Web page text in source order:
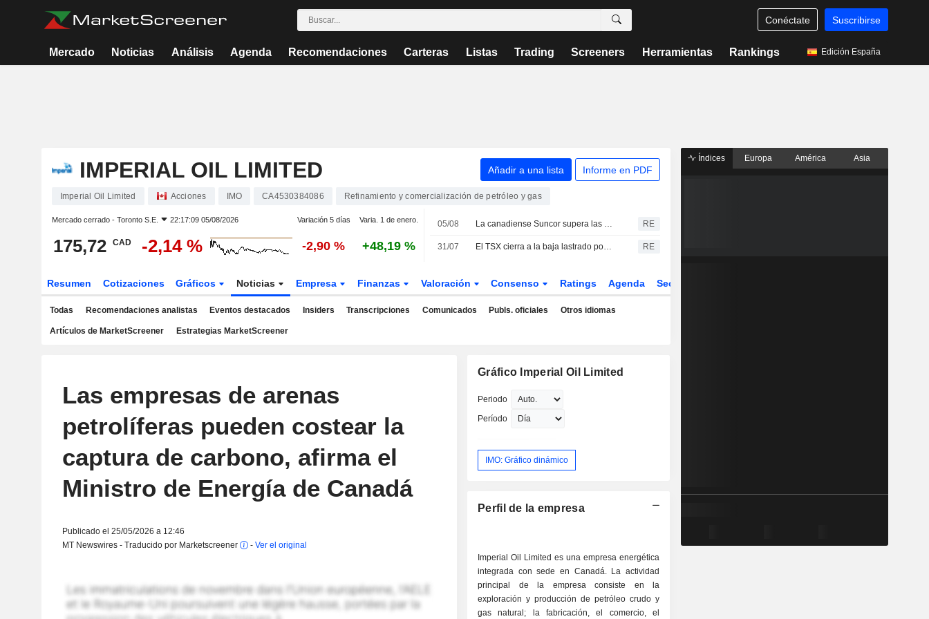
Conéctate Suscribirse
Mercado Noticias Análisis Agenda Recomendaciones Carteras Listas Trading Screeners Herramientas Rankings Edición España
IMPERIAL OIL LIMITED Añadir a una lista Informe en PDF
Imperial Oil Limited Acciones IMO CA4530384086 Refinamiento y comercialización de petróleo y gas
Mercado cerrado - Toronto S.E. 22:17:09 05/08/2026 Variación 5 días Varia. 1 de enero.
175,72 CAD -2,14 % -2,90 % +48,19 %
05/08 La canadiense Suncor supera las previsiones de beneficio trimestral gracias al alza de los precios y los márgenes de refino RE
31/07 El TSX cierra a la baja lastrado por el oro, pero encadena su cuarto mes consecutivo de ganancias RE
Resumen Cotizaciones Gráficos Noticias Empresa Finanzas Valoración Consenso Ratings Agenda Sector
Todas Recomendaciones analistas Eventos destacados Insiders Transcripciones Comunicados Publs. oficiales Otros idiomas
Artículos de MarketScreener Estrategias MarketScreener
Las empresas de arenas
petrolíferas pueden costear la
captura de carbono, afirma el
Ministro de Energía de Canadá
Publicado el 25/05/2026 a 12:46
MT Newswires - Traducido por Marketscreener
- Ver el original
Gráfico Imperial Oil Limited
Periodo
Período
IMO: Gráfico dinámico
Perfil de la empresa
Imperial Oil Limited es una empresa energética
integrada con sede en Canadá. La actividad
principal de la empresa consiste en la
exploración y producción de petróleo crudo y
gas natural; la fabricación, el comercio, el
Índices Europa América Asia